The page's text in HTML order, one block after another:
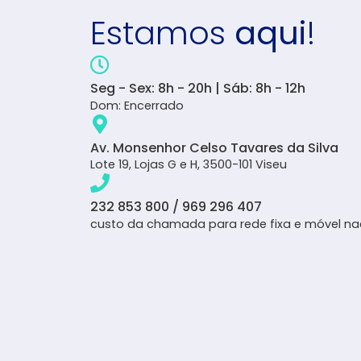
Estamos aqui!
Seg - Sex: 8h - 20h | Sáb: 8h - 12h
Dom: Encerrado
Av. Monsenhor Celso Tavares da Silva
Lote 19, Lojas G e H, 3500-101 Viseu
232 853 800 / 969 296 407
custo da chamada para rede fixa e móvel